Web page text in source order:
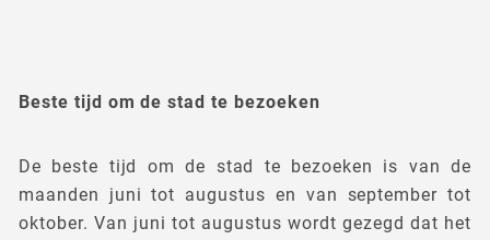
Beste tijd om de stad te bezoeken
De beste tijd om de stad te bezoeken is van de
maanden juni tot augustus en van september tot
oktober. Van juni tot augustus wordt gezegd dat het